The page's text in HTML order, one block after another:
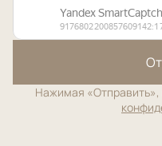
Нажимая